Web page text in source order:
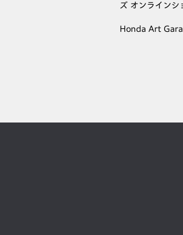
ズ オンラインシ
Honda Art